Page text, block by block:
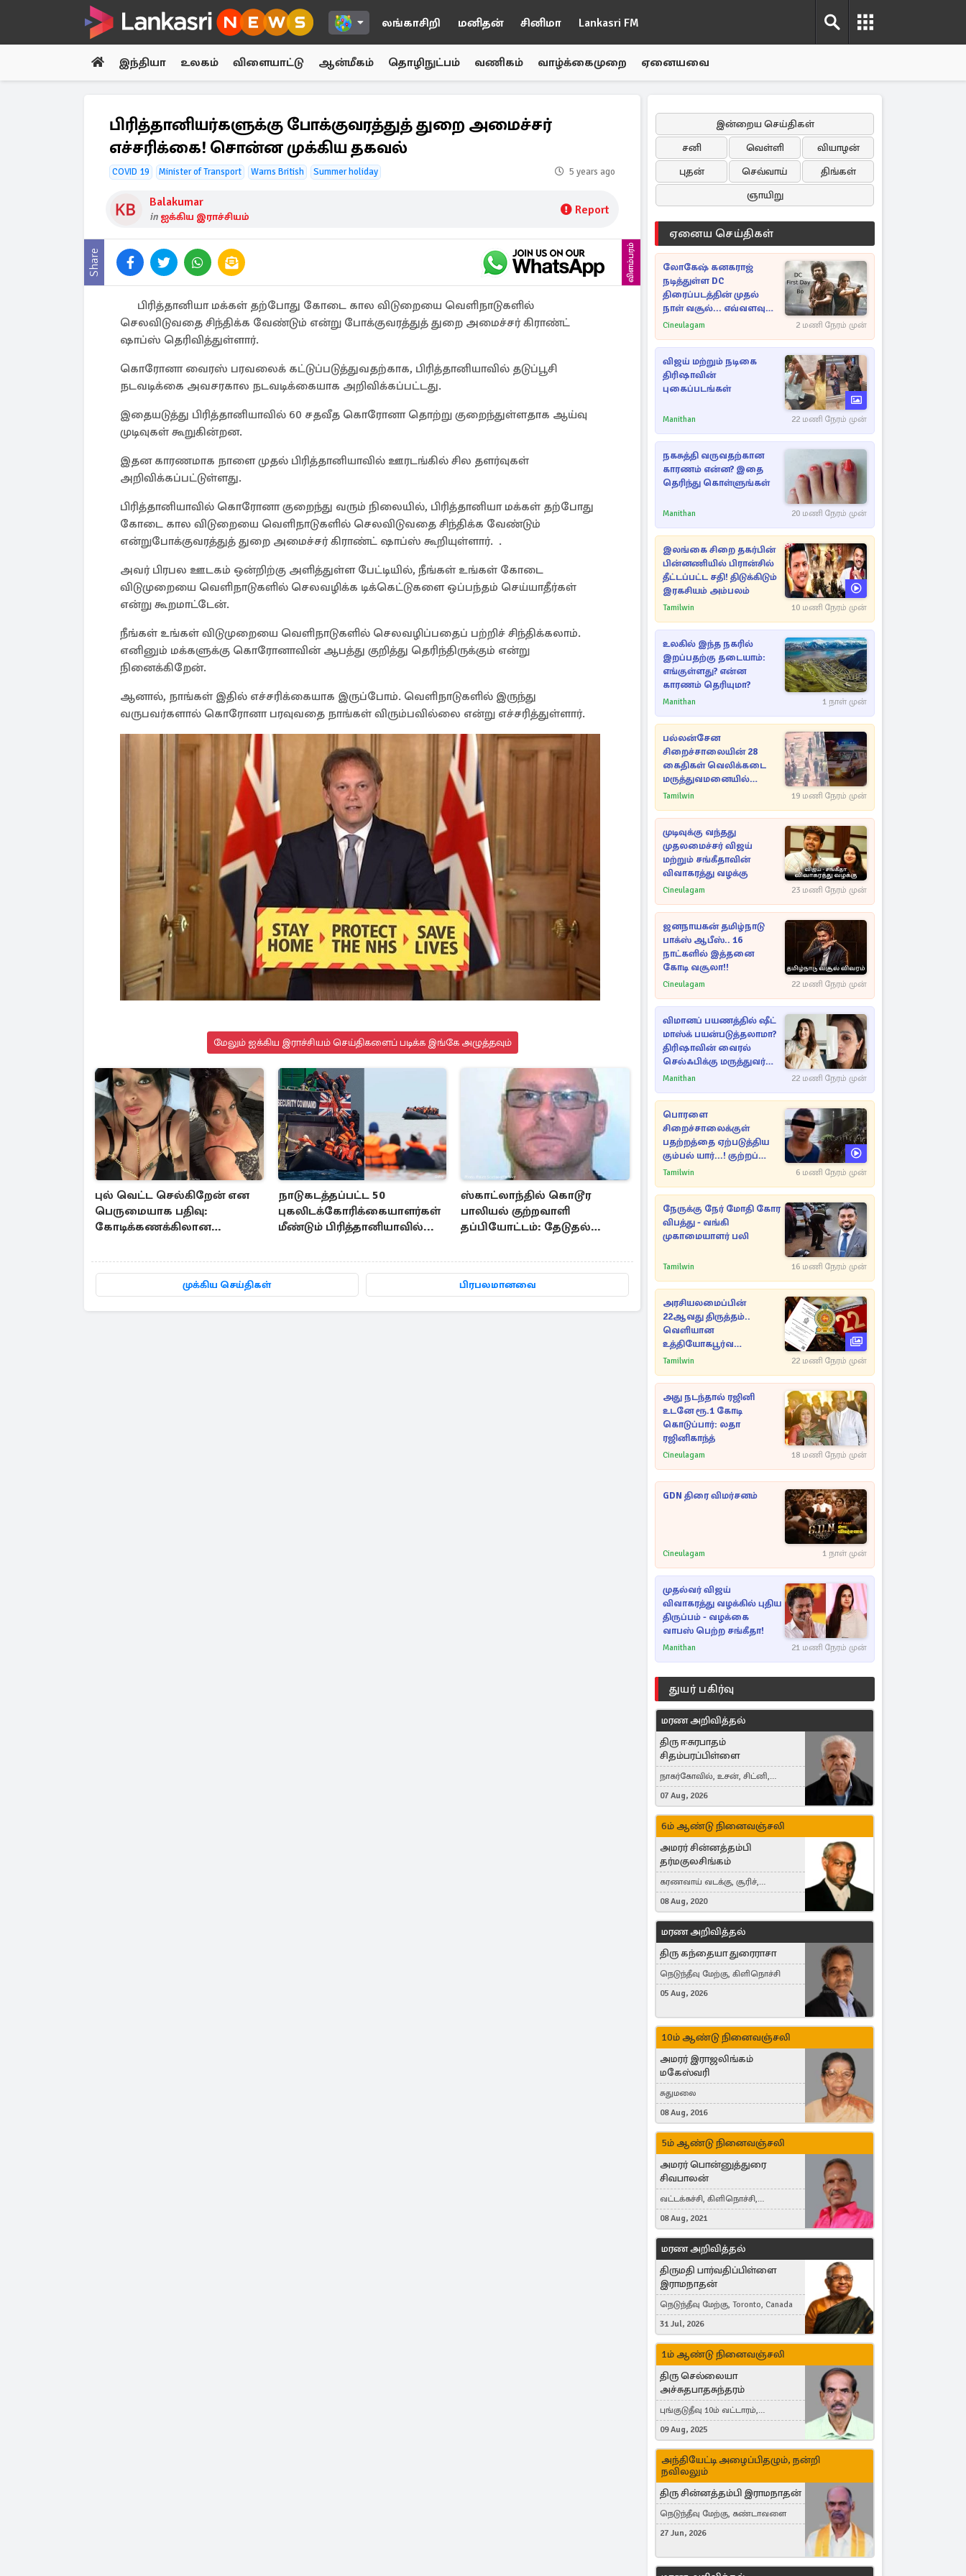
லங்காசிறி மனிதன் சினிமா Lankasri FM
இந்தியா உலகம் விளையாட்டு ஆன்மீகம் தொழிநுட்பம் வணிகம் வாழ்க்கைமுறை ஏனையவை
பிரித்தானியர்களுக்கு போக்குவரத்துத் துறை அமைச்சர்
எச்சரிக்கை! சொன்ன முக்கிய தகவல்
COVID 19 Minister of Transport Warns British Summer holiday 5 years ago
Balakumar
in ஐக்கிய இராச்சியம் Report
Share விளம்பரம்
பிரித்தானியா மக்கள் தற்போது கோடை கால விடுறையை வெளிநாடுகளில்
செலவிடுவதை சிந்திக்க வேண்டும் என்று போக்குவரத்துத் துறை அமைச்சர் கிராண்ட்
ஷாப்ஸ் தெரிவித்துள்ளார்.
கொரோனா வைரஸ் பரவலைக் கட்டுப்படுத்துவதற்காக, பிரித்தானியாவில் தடுப்பூசி
நடவடிக்கை அவசரகால நடவடிக்கையாக அறிவிக்கப்பட்டது.
இதையடுத்து பிரித்தானியாவில் 60 சதவீத கொரோனா தொற்று குறைந்துள்ளதாக ஆய்வு
முடிவுகள் கூறுகின்றன.
இதன காரணமாக நாளை முதல் பிரித்தானியாவில் ஊரடங்கில் சில தளர்வுகள்
அறிவிக்கப்பட்டுள்ளது.
பிரித்தானியாவில் கொரோனா குறைந்து வரும் நிலையில், பிரித்தானியா மக்கள் தற்போது
கோடை கால விடுறையை வெளிநாடுகளில் செலவிடுவதை சிந்திக்க வேண்டும்
என்றுபோக்குவரத்துத் துறை அமைச்சர் கிராண்ட் ஷாப்ஸ் கூறியுள்ளார். .
அவர் பிரபல ஊடகம் ஒன்றிற்கு அளித்துள்ள பேட்டியில், நீங்கள் உங்கள் கோடை
விடுமுறையை வெளிநாடுகளில் செலவழிக்க டிக்கெட்டுகளை ஒப்பந்தம் செய்யாதீர்கள்
என்று கூறமாட்டேன்.
நீங்கள் உங்கள் விடுமுறையை வெளிநாடுகளில் செலவழிப்பதைப் பற்றிச் சிந்திக்கலாம்.
எனினும் மக்களுக்கு கொரோனாவின் ஆபத்து குறித்து தெரிந்திருக்கும் என்று
நினைக்கிறேன்.
ஆனால், நாங்கள் இதில் எச்சரிக்கையாக இருப்போம். வெளிநாடுகளில் இருந்து
வருபவர்களால் கொரோனா பரவுவதை நாங்கள் விரும்பவில்லை என்று எச்சரித்துள்ளார்.
மேலும் ஐக்கிய இராச்சியம் செய்திகளைப் படிக்க இங்கே அழுத்தவும்
புல் வெட்ட செல்கிறேன் என
பெருமையாக பதிவு:
கோடிக்கணக்கிலான
பிரித்தானிய பெண்
நாடுகடத்தப்பட்ட 50
புகலிடக்கோரிக்கையாளர்கள்
மீண்டும் பிரித்தானியாவில்...
ஸ்காட்லாந்தில் கொடூர
பாலியல் குற்றவாளி
தப்பியோட்டம்: தேடுதல்
காவல்துறையினர்
முக்கிய செய்திகள் பிரபலமானவை
இன்றைய செய்திகள்
சனி
வெள்ளி
வியாழன்
புதன்
செவ்வாய்
திங்கள்
ஞாயிறு
ஏனைய செய்திகள்
லோகேஷ் கனகராஜ்
நடித்துள்ள DC
திரைப்படத்தின் முதல்
நாள் வசூல்... எவ்வளவு
தெரியுமா?
Cineulagam 2 மணி நேரம் முன்
விஜய் மற்றும் நடிகை
திரிஷாவின்
புகைப்படங்கள்
Manithan 22 மணி நேரம் முன்
நகசுத்தி வருவதற்கான
காரணம் என்ன? இதை
தெரிந்து கொள்ளுங்கள்
Manithan 20 மணி நேரம் முன்
இலங்கை சிறை தகர்பின்
பின்னணியில் பிரான்சில்
தீட்டப்பட்ட சதி! திடுக்கிடும்
இரகசியம் அம்பலம்
Tamilwin 10 மணி நேரம் முன்
உலகில் இந்த நகரில்
இறப்பதற்கு தடையாம்:
எங்குள்ளது? என்ன
காரணம் தெரியுமா?
Manithan 1 நாள் முன்
பல்லன்சேன
சிறைச்சாலையின் 28
கைதிகள் வெலிக்கடை
மருத்துவமனையில்
அனுமதி
Tamilwin 19 மணி நேரம் முன்
முடிவுக்கு வந்தது
முதலமைச்சர் விஜய்
மற்றும் சங்கீதாவின்
விவாகரத்து வழக்கு
Cineulagam 23 மணி நேரம் முன்
ஜனநாயகன் தமிழ்நாடு
பாக்ஸ் ஆபீஸ்.. 16
நாட்களில் இத்தனை
கோடி வசூலா!!
Cineulagam 22 மணி நேரம் முன்
விமானப் பயணத்தில் ஷீட்
மாஸ்க் பயன்படுத்தலாமா?
திரிஷாவின் வைரல்
செல்ஃபிக்கு மருத்துவர்
விளக்கம்
Manithan 22 மணி நேரம் முன்
பொரளை
சிறைச்சாலைக்குள்
பதற்றத்தை ஏற்படுத்திய
கும்பல் யார்...! குற்றப்
பின்னணி தொடர்பில்
Tamilwin 6 மணி நேரம் முன்
நேருக்கு நேர் மோதி கோர
விபத்து - வங்கி
முகாமையாளர் பலி
Tamilwin 16 மணி நேரம் முன்
அரசியலமைப்பின்
22ஆவது திருத்தம்..
வெளியான
உத்தியோகபூர்வ
அறிவிப்பு!
Tamilwin 22 மணி நேரம் முன்
அது நடந்தால் ரஜினி
உடனே ரூ.1 கோடி
கொடுப்பார்: லதா
ரஜினிகாந்த்
Cineulagam 18 மணி நேரம் முன்
GDN திரை விமர்சனம்
Cineulagam 1 நாள் முன்
முதல்வர் விஜய்
விவாகரத்து வழக்கில் புதிய
திருப்பம் - வழக்கை
வாபஸ் பெற்ற சங்கீதா!
Manithan 21 மணி நேரம் முன்
துயர் பகிர்வு
மரண அறிவித்தல்
திரு ஈசுரபாதம்
சிதம்பரப்பிள்ளை
நாகர்கோவில், உசன், சிட்னி,
Australia
07 Aug, 2026
6ம் ஆண்டு நினைவஞ்சலி
அமரர் சின்னத்தம்பி
தர்மகுலசிங்கம்
கரணவாய் வடக்கு, சூரிச்,
Switzerland
08 Aug, 2020
மரண அறிவித்தல்
திரு கந்தையா துரைராசா
நெடுந்தீவு மேற்கு, கிளிநொச்சி
05 Aug, 2026
10ம் ஆண்டு நினைவஞ்சலி
அமரர் இராஜலிங்கம்
மகேஸ்வரி
சுதுமலை
08 Aug, 2016
5ம் ஆண்டு நினைவஞ்சலி
அமரர் பொன்னுத்துரை
சிவபாலன்
வட்டக்கச்சி, கிளிநொச்சி,
வட்டக்கச்சி இராமநாதபுரம்
08 Aug, 2021
மரண அறிவித்தல்
திருமதி பார்வதிப்பிள்ளை
இராமநாதன்
நெடுந்தீவு மேற்கு, Toronto, Canada
31 Jul, 2026
1ம் ஆண்டு நினைவஞ்சலி
திரு செல்லையா
அச்சுதபாதசுந்தரம்
புங்குடுதீவு 10ம் வட்டாரம்,
கொள்ளுப்பிட்டி
09 Aug, 2025
அந்தியேட்டி அழைப்பிதழும், நன்றி
நவிலலும்
திரு சின்னத்தம்பி இராமநாதன்
நெடுந்தீவு மேற்கு, கண்டாவளை
27 Jun, 2026